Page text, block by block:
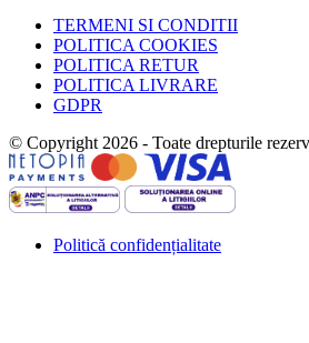
TERMENI SI CONDITII
POLITICA COOKIES
POLITICA RETUR
POLITICA LIVRARE
GDPR
© Copyright 2026 - Toate drepturile
Politică confidențialitate